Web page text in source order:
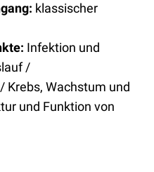
klassischer
Infektion und
/
Krebs, Wachstum und
und Funktion von